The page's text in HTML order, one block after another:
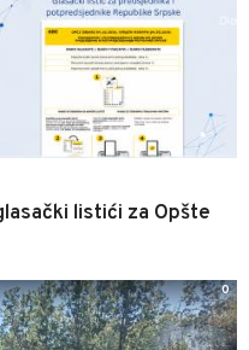
listići za Opšte
0